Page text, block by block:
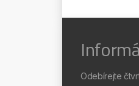
Odebírejte